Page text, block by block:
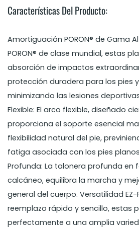
Características Del Producto:
Amortiguación PORON® de Gama
PORON® de clase mundial, estas
absorción de impactos
protección duradera para los pies
minimizando las lesiones
Flexible: El arco flexible, diseñado
proporciona el soporte esencial
flexibilidad natural del pie,
fatiga asociada con los pies
Profunda: La talonera profunda en
calcáneo, equilibra la marcha y
general del cuerpo. Versatilidad
reemplazo rápido y sencillo, estas
perfectamente a una amplia